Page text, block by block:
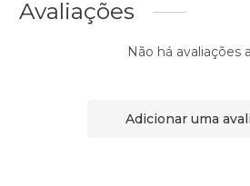
Avaliações
Não há avaliações
Adicionar uma